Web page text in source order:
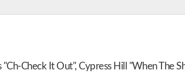
Check It Out", Cypress Hill "When The